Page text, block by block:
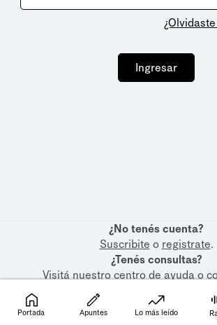
Ingresar
¿No tenés cuenta?
Suscribite o registrate.
¿Tenés consultas?
Visitá nuestrocentro de ayudao
Portada Apuntes Lo más leído